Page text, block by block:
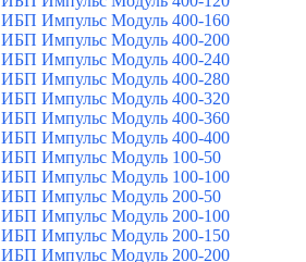
ИБП Импульс Модуль 400-160
ИБП Импульс Модуль 400-200
ИБП Импульс Модуль 400-240
ИБП Импульс Модуль 400-280
ИБП Импульс Модуль 400-320
ИБП Импульс Модуль 400-360
ИБП Импульс Модуль 400-400
ИБП Импульс Модуль 100-50
ИБП Импульс Модуль 100-100
ИБП Импульс Модуль 200-50
ИБП Импульс Модуль 200-100
ИБП Импульс Модуль 200-150
ИБП Импульс Модуль 200-200